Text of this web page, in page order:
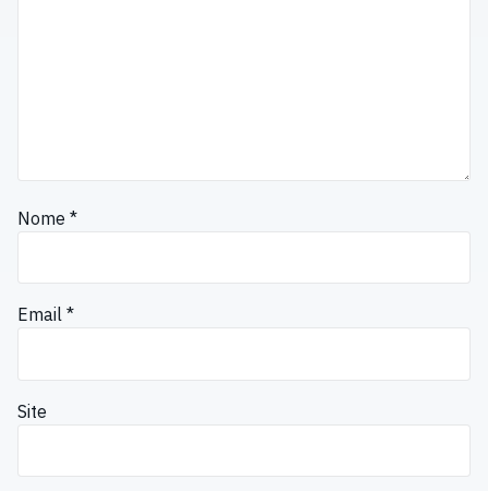
Nome *
Email *
Site